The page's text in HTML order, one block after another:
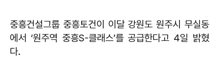
중흥건설그룹 중흥토건이 이달 강원도 원주시 무실동
에서 ‘원주역 중흥S-클래스’를 공급한다고 4일 밝혔
다.